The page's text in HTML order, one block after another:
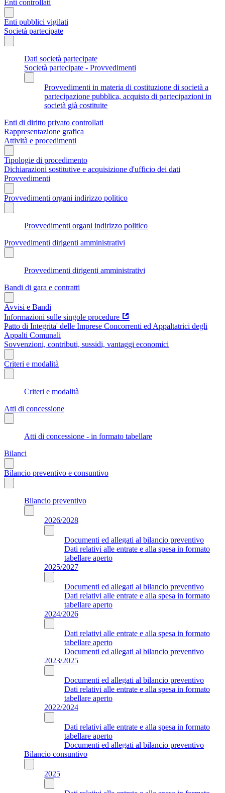
Enti controllati
Enti pubblici vigilati
Società partecipate
Dati società partecipate
Società partecipate - Provvedimenti
Provvedimenti in materia di costituzione di società a
partecipazione pubblica, acquisto di partecipazioni in
società già costituite
Enti di diritto privato controllati
Rappresentazione grafica
Attività e procedimenti
Tipologie di procedimento
Dichiarazioni sostitutive e acquisizione d'ufficio dei dati
Provvedimenti
Provvedimenti organi indirizzo politico
Provvedimenti organi indirizzo politico
Provvedimenti dirigenti amministrativi
Provvedimenti dirigenti amministrativi
Bandi di gara e contratti
Avvisi e Bandi
Informazioni sulle singole procedure
Patto di Integrita' delle Imprese Concorrenti ed Appaltatrici degli
Appalti Comunali
Sovvenzioni, contributi, sussidi, vantaggi economici
Criteri e modalità
Criteri e modalità
Atti di concessione
Atti di concessione - in formato tabellare
Bilanci
Bilancio preventivo e consuntivo
Bilancio preventivo
2026/2028
Documenti ed allegati al bilancio preventivo
Dati relativi alle entrate e alla spesa in formato
tabellare aperto
2025/2027
Documenti ed allegati al bilancio preventivo
Dati relativi alle entrate e alla spesa in formato
tabellare aperto
2024/2026
Dati relativi alle entrate e alla spesa in formato
tabellare aperto
Documenti ed allegati al bilancio preventivo
2023/2025
Documenti ed allegati al bilancio preventivo
Dati relativi alle entrate e alla spesa in formato
tabellare aperto
2022/2024
Dati relativi alle entrate e alla spesa in formato
tabellare aperto
Documenti ed allegati al bilancio preventivo
Bilancio consuntivo
2025